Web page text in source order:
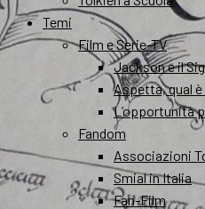
Temi
Film e Serie-TV
Jackson e il
Aspetta, qual
L’opportunità
Fandom
Associazioni
Smial in Italia
Fan-Film